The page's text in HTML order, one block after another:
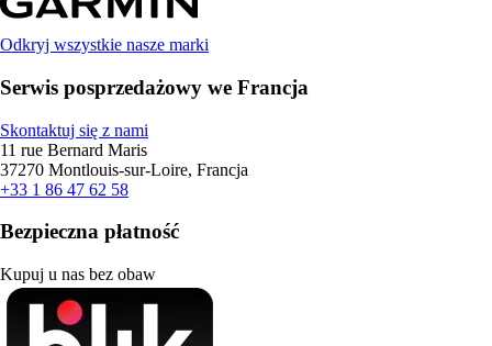
Odkryj wszystkie nasze marki
Serwis posprzedażowy we Francja
Skontaktuj się z nami
11 rue Bernard Maris
37270 Montlouis-sur-Loire, Francja
+33 1 86 47 62 58
Bezpieczna płatność
Kupuj u nas bez obaw